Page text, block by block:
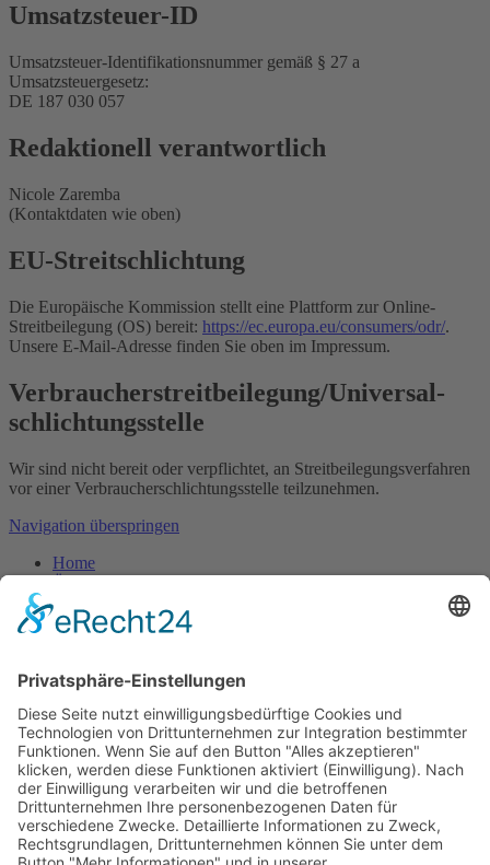
Umsatzsteuer-ID
Umsatzsteuer-Identifikationsnummer gemäß § 27 a
Umsatzsteuergesetz:
DE 187 030 057
Redaktionell verantwortlich
Nicole Zaremba
(Kontaktdaten wie oben)
EU-Streitschlichtung
Die Europäische Kommission stellt eine Plattform zur Online-
Streitbeilegung (OS) bereit: https://ec.europa.eu/consumers/odr/.
Unsere E-Mail-Adresse finden Sie oben im Impressum.
Verbraucher­streit­beilegung/Universal­
schlichtungs­stelle
Wir sind nicht bereit oder verpflichtet, an Streitbeilegungsverfahren
vor einer Verbraucherschlichtungsstelle teilzunehmen.
Navigation überspringen
Home
Feng Shui
Akademie
Blog
Navigation überspringen
Impressum
Datenschutz
Klassisches Feng Shui